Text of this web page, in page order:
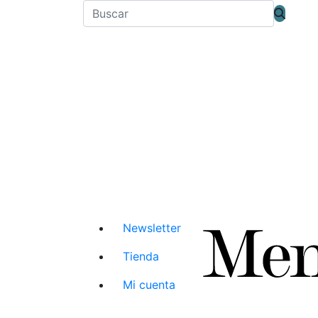
Newsletter
Tienda
Mi cuenta